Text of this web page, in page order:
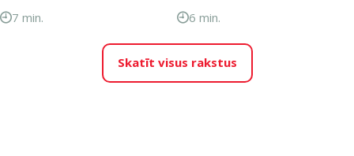
7 min. 6 min.
Skatīt visus rakstus